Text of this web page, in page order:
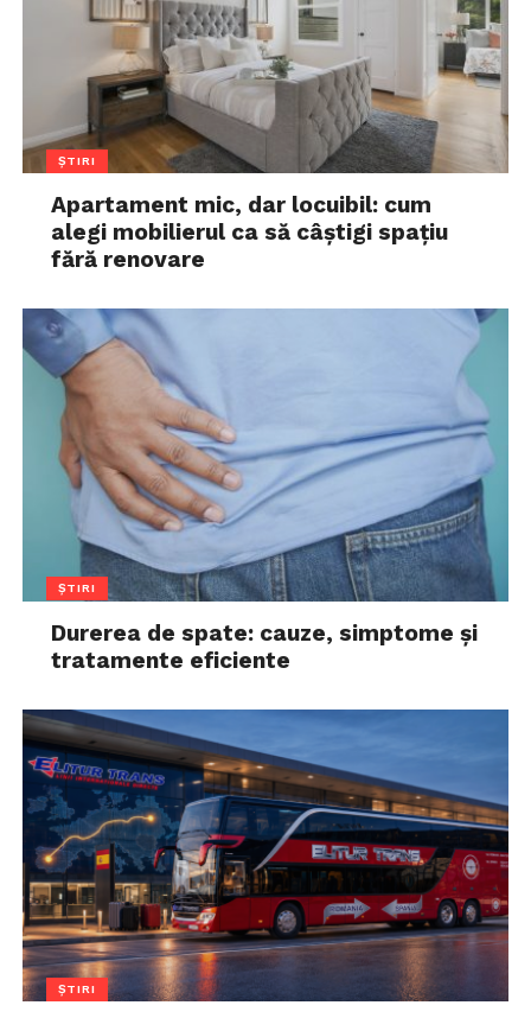
ȘTIRI
Apartament mic, dar locuibil: cum
alegi mobilierul ca să câștigi spațiu
fără renovare
ȘTIRI
Durerea de spate: cauze, simptome și
tratamente eficiente
ȘTIRI